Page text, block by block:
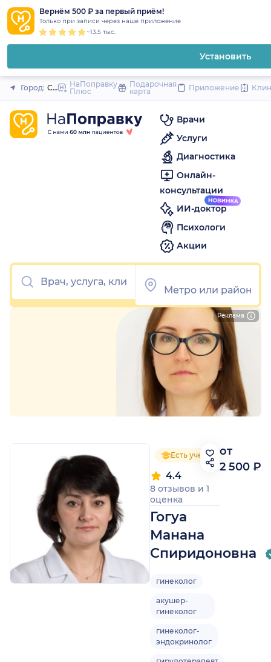
Вернём 500 ₽ за первый приём!
Только при записи через наше приложение
~13.5 тыс.
Установить
Закрыть
Город: Санкт-Петербург
НаПоправку
Плюс
Подарочная
карта
Приложение
Врачи
Услуги
Диагностика
Онлайн-
консультации
ИИ-доктор
Психологи
Акции
Есть ученая степень
Гогуа
Манана
Спиридоновна
4.4
8 отзывов и 1
оценка
гинеколог
акушер-
гинеколог
гинеколог-
эндокринолог
от
2 500 ₽
Реклама